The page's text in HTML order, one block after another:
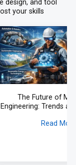
design, and tool
your skills
The Future of
Engineering: Trends
Read